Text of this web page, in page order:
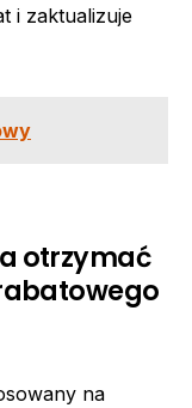
i zaktualizuje
otrzymać
na